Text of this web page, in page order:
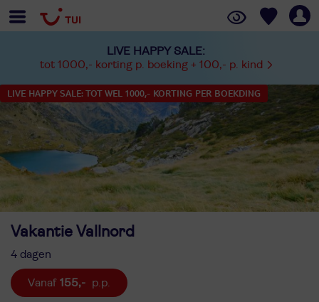
LIVE HAPPY SALE:
tot 1000,- korting p. boeking + 100,- p. kind
LIVE HAPPY SALE: TOT WEL 1000,- KORTING PER BOEKDING
Vakantie Vallnord
4 dagen
155,-